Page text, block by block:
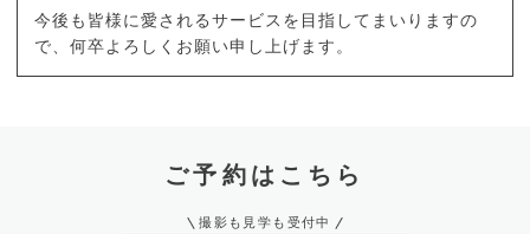
今後も皆様に愛されるサービスを目指してまいりますの
で、何卒よろしくお願い申し上げます。
ご予約はこちら
撮影も見学も受付中